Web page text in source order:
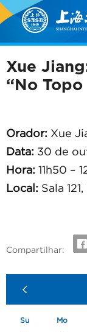
Xue
“No
Orador: Xue
Data: 30 de
Hora: 11h50 –
Local: Sala
Compartilhar:
Su Mo